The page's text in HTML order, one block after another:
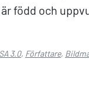
född och
3.0, Författare,